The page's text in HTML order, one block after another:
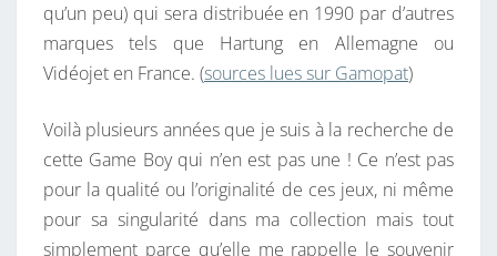
qu’un peu) qui sera distribuée en 1990 par d’autres
marques tels que Hartung en Allemagne ou
Vidéojet en France. (sources lues sur Gamopat)
Voilà plusieurs années que je suis à la recherche de
cette Game Boy qui n’en est pas une ! Ce n’est pas
pour la qualité ou l’originalité de ces jeux, ni même
pour sa singularité dans ma collection mais tout
simplement parce qu’elle me rappelle le souvenir